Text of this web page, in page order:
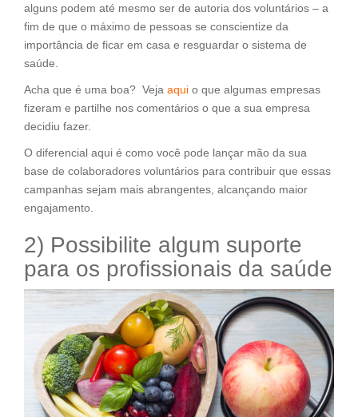
alguns podem até mesmo ser de autoria dos voluntários – a
fim de que o máximo de pessoas se conscientize da
importância de ficar em casa e resguardar o sistema de
saúde.
Acha que é uma boa? Veja aqui o que algumas empresas
fizeram e partilhe nos comentários o que a sua empresa
decidiu fazer.
O diferencial aqui é como você pode lançar mão da sua
base de colaboradores voluntários para contribuir que essas
campanhas sejam mais abrangentes, alcançando maior
engajamento.
2) Possibilite algum suporte
para os profissionais da saúde